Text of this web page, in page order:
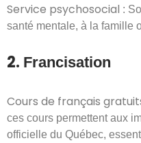
Service psychosocial :
santé mentale, à la famille
2. Francisation
Cours de français
ces cours permettent aux
officielle du Québec,